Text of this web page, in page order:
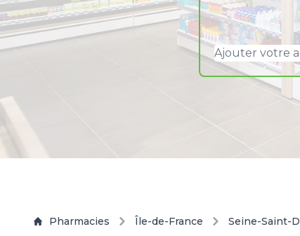
Pharmacies Île-de-France Seine-Saint-